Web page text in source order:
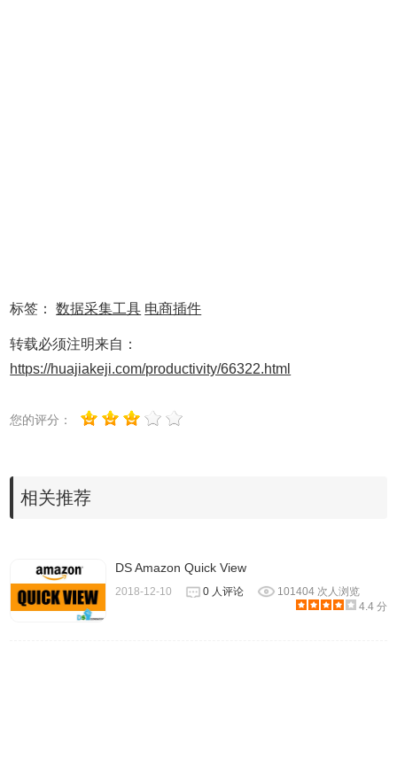
标签： 数据采集工具 电商插件
转载必须注明来自：
https://huajiakeji.com/productivity/66322.html
您的评分：
相关推荐
DS Amazon Quick View
2018-12-10 0 人评论
101404 次人浏览
4.4 分